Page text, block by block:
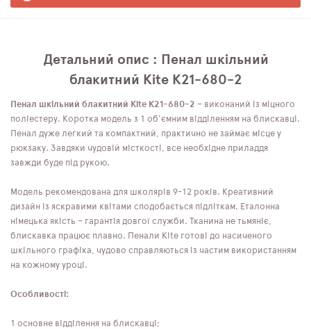
Детальний опис : Пенал шкільний
блакитний Kite K21-680-2
Пенал шкільний блакитний Kite K21-680-2 – виконаний із міцного
поліестеру. Коротка модель з 1 об'ємним відділенням на блискавці.
Пенал дуже легкий та компактний, практично не займає місце у
рюкзаку. Завдяки чудовій місткості, все необхідне приладдя
завжди буде під рукою.
Модель рекомендована для школярів 9-12 років. Креативний
дизайн із яскравими квітами сподобається підліткам. Еталонна
німецька якість – гарантія довгої служби. Тканина не тьмяніє,
блискавка працює плавно. Пенали Kite готові до насиченого
шкільного графіка, чудово справляються із частим використанням
на кожному уроці.
Особливості:
1 основне відділення на блискавці;